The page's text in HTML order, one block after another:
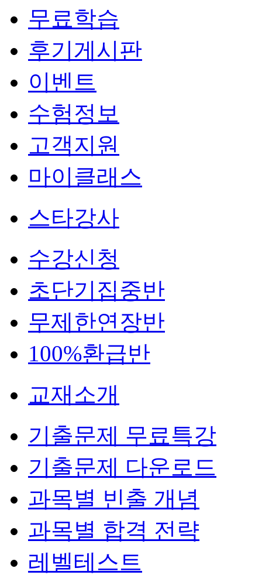
무료학습
후기게시판
이벤트
수험정보
고객지원
마이클래스
스타강사
수강신청
초단기집중반
무제한연장반
100%환급반
교재소개
기출문제 무료특강
기출문제 다운로드
과목별 빈출 개념
과목별 합격 전략
레벨테스트